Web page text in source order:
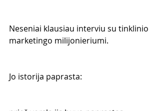
Neseniai klausiau interviu su tinklinio
marketingo milijonieriumi.
Jo istorija paprasta: